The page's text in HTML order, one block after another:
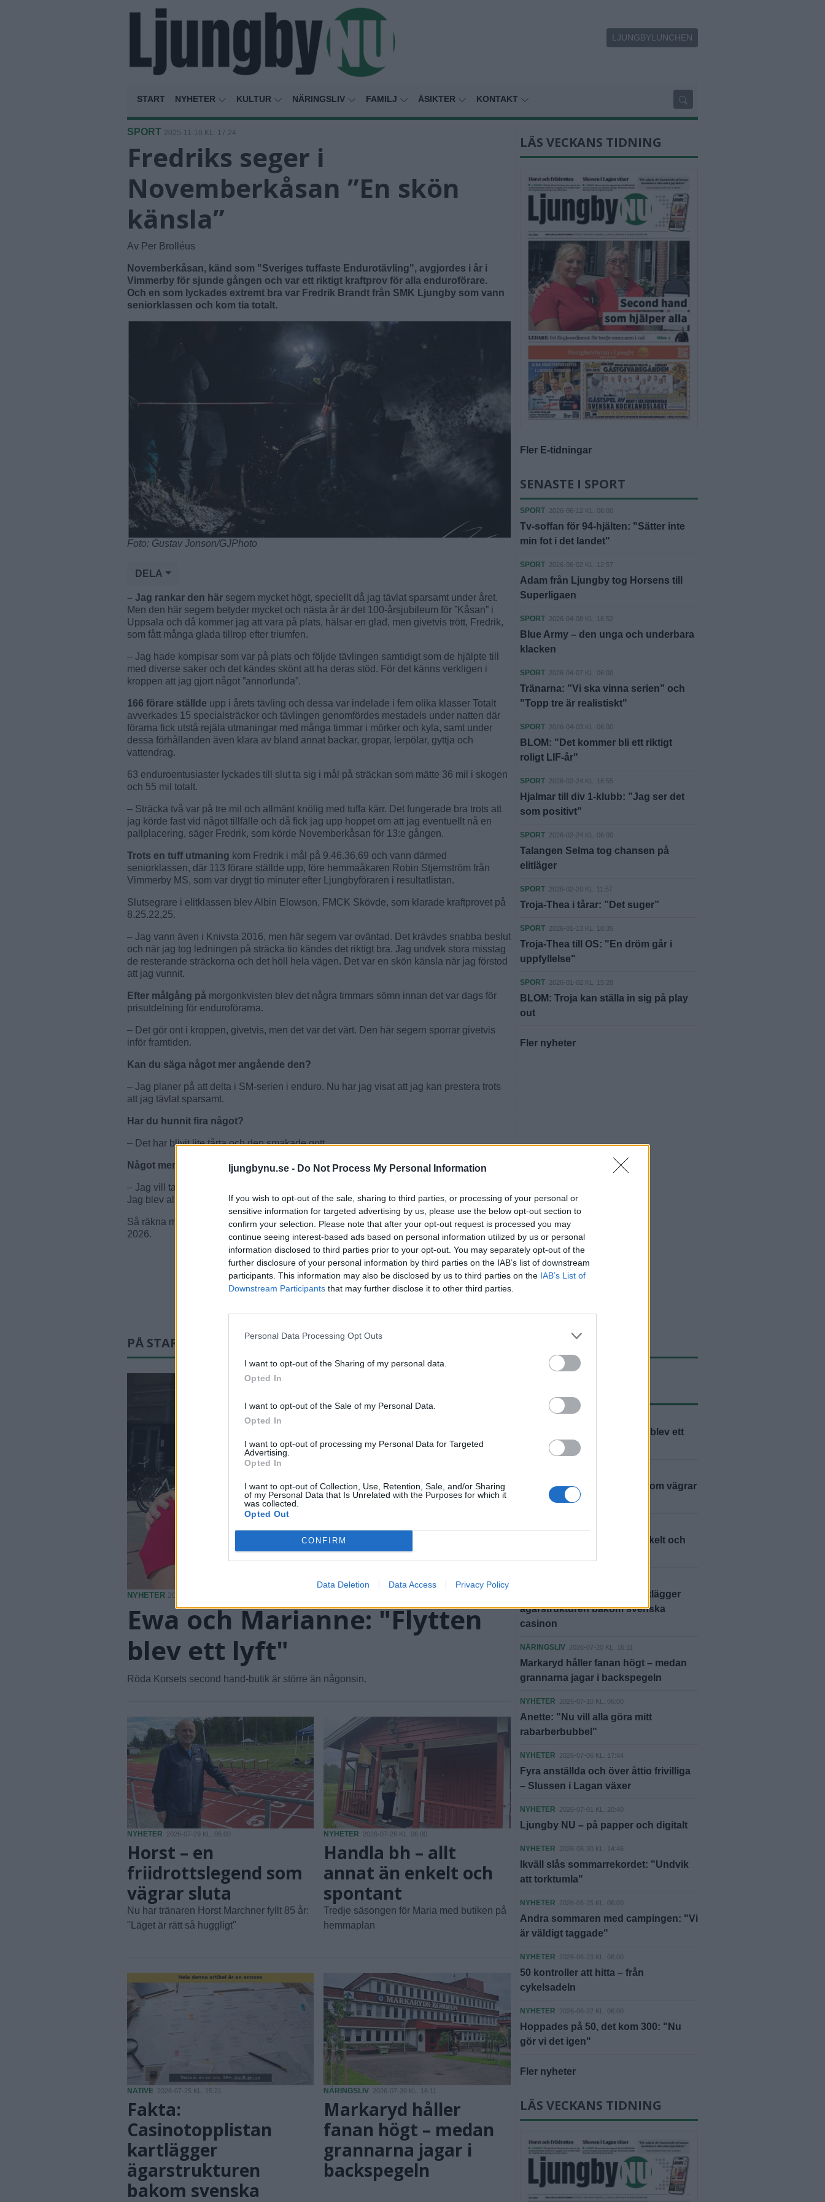
ljungbynu.se - Do Not Process My Personal Information
If you wish to opt-out of the sale, sharing to third parties, or processing of your personal or
sensitive information for targeted advertising by us, please use the below opt-out section to
confirm your selection. Please note that after your opt-out request is processed you may
continue seeing interest-based ads based on personal information utilized by us or personal
information disclosed to third parties prior to your opt-out. You may separately opt-out of the
further disclosure of your personal information by third parties on the IAB’s list of downstream
participants. This information may also be disclosed by us to third parties on the IAB’s List of
Downstream Participants that may further disclose it to other third parties.
Personal Data Processing Opt Outs
I want to opt-out of the Sharing of my personal data.
Opted In
I want to opt-out of the Sale of my Personal Data.
Opted In
I want to opt-out of processing my Personal Data for Targeted
Advertising.
Opted In
I want to opt-out of Collection, Use, Retention, Sale, and/or Sharing
of my Personal Data that Is Unrelated with the Purposes for which it
was collected.
Opted Out
CONFIRM
Data Deletion Data Access Privacy Policy
LJUNGBYLUNCHEN
START NYHETER KULTUR NÄRINGSLIV FAMILJ ÅSIKTER KONTAKT
SPORT 2025-11-10 KL. 17:24
Fredriks seger i
Novemberkåsan ”En skön
känsla”
Av Per Brolléus
Novemberkåsan, känd som "Sveriges tuffaste Endurotävling", avgjordes i år i
Vimmerby för sjunde gången och var ett riktigt kraftprov för alla enduroförare.
Och en som lyckades extremt bra var Fredrik Brandt från SMK Ljungby som vann
seniorklassen och kom tia totalt.
Foto: Gustav Jonson/GJPhoto
DELA
– Jag rankar den här segern mycket högt, speciellt då jag tävlat sparsamt under året.
Men den här segern betyder mycket och nästa år är det 100-årsjubileum för ”Kåsan” i
Uppsala och då kommer jag att vara på plats, hälsar en glad, men givetvis trött, Fredrik,
som fått många glada tillrop efter triumfen.
– Jag hade kompisar som var på plats och följde tävlingen samtidigt som de hjälpte till
med diverse saker och det kändes skönt att ha deras stöd. För det känns verkligen i
kroppen att jag gjort något ”annorlunda”.
166 förare ställde upp i årets tävling och dessa var indelade i fem olika klasser Totalt
avverkades 15 specialsträckor och tävlingen genomfördes mestadels under natten där
förarna fick utstå rejäla utmaningar med många timmar i mörker och kyla, samt under
dessa förhållanden även klara av bland annat backar, gropar, lerpölar, gyttja och
vattendrag.
63 enduroentusiaster lyckades till slut ta sig i mål på sträckan som mätte 36 mil i skogen
och 55 mil totalt.
– Sträcka två var på tre mil och allmänt knölig med tuffa kärr. Det fungerade bra trots att
jag körde fast vid något tillfälle och då fick jag upp hoppet om att jag eventuellt nå en
pallplacering, säger Fredrik, som körde Novemberkåsan för 13:e gången.
Trots en tuff utmaning kom Fredrik i mål på 9.46.36,69 och vann därmed
seniorklassen, där 113 förare ställde upp, före hemmaåkaren Robin Stjernström från
Vimmerby MS, som var drygt tio minuter efter Ljungbyföraren i resultatlistan.
Slutsegrare i elitklassen blev Albin Elowson, FMCK Skövde, som klarade kraftprovet på
8.25.22,25.
– Jag vann även i Knivsta 2016, men här segern var oväntad. Det krävdes snabba beslut
och när jag tog ledningen på sträcka tio kändes det riktigt bra. Jag undvek stora misstag
de resterande sträckorna och det höll hela vägen. Det var en skön känsla när jag förstod
att jag vunnit.
Efter målgång på morgonkvisten blev det några timmars sömn innan det var dags för
prisutdelning för enduroförarna.
– Det gör ont i kroppen, givetvis, men det var det värt. Den här segern sporrar givetvis
inför framtiden.
Kan du säga något mer angående den?
– Jag planer på att delta i SM-serien i enduro. Nu har jag visat att jag kan prestera trots
att jag tävlat sparsamt.
Har du hunnit fira något?
– Det har blivit lite tårta och den smakade gott.
Något mer att tillägga?
– Jag vill tacka alla som hört av sig på ett eller annat sätt och gratulerat mig efter segern.
Jag blev alldeles varm inombords.
Så räkna med att 39-årige Fredrik Brandt från Lagan är redo för nya framgångar under
2026.
LÄS VECKANS TIDNING
Fler E-tidningar
SENASTE I SPORT
SPORT 2026-06-12 KL. 06:00
Tv-soffan för 94-hjälten: "Sätter inte
min fot i det landet"
SPORT 2026-06-02 KL. 12:57
Adam från Ljungby tog Horsens till
Superligaen
SPORT 2026-04-08 KL. 16:52
Blue Army – den unga och underbara
klacken
SPORT 2026-04-07 KL. 06:00
Tränarna: ”Vi ska vinna serien” och
"Topp tre är realistiskt"
SPORT 2026-04-03 KL. 06:00
BLOM: "Det kommer bli ett riktigt
roligt LIF-år"
SPORT 2026-02-24 KL. 16:55
Hjalmar till div 1-klubb: ”Jag ser det
som positivt”
SPORT 2026-02-24 KL. 06:00
Talangen Selma tog chansen på
elitläger
SPORT 2026-02-20 KL. 11:57
Troja-Thea i tårar: ”Det suger”
SPORT 2026-01-13 KL. 10:35
Troja-Thea till OS: "En dröm går i
uppfyllelse"
SPORT 2026-01-02 KL. 15:28
BLOM: Troja kan ställa in sig på play
out
Fler nyheter
PÅ STARTSIDAN JUST NU
NYHETER 2026-07-30 KL. 06:00
Ewa och Marianne: "Flytten
blev ett lyft"
Röda Korsets second hand-butik är större än någonsin.
NYHETER 2026-07-29 KL. 06:00
Horst – en
friidrottslegend som
vägrar sluta
Nu har tränaren Horst Marchner fyllt 85 år:
"Läget är rätt så huggligt"
NYHETER 2026-07-26 KL. 06:00
Handla bh – allt
annat än enkelt och
spontant
Tredje säsongen för Maria med butiken på
hemmaplan
NATIVE 2026-07-25 KL. 15:21
Fakta:
Casinotopplistan
kartlägger
ägarstrukturen
bakom svenska
NÄRINGSLIV 2026-07-20 KL. 16:11
Markaryd håller
fanan högt – medan
grannarna jagar i
backspegeln
NYHETER
Ewa och Marianne: "Flytten blev ett
Horst – en friidrottslegend som vägrar
Handla bh – allt annat än enkelt och
Fakta: Casinotopplistan kartlägger
ägarstrukturen bakom svenska
casinon
NÄRINGSLIV 2026-07-20 KL. 16:11
Markaryd håller fanan högt – medan
grannarna jagar i backspegeln
NYHETER 2026-07-10 KL. 06:00
Anette: "Nu vill alla göra mitt
rabarberbubbel"
NYHETER 2026-07-06 KL. 17:44
Fyra anställda och över åttio frivilliga
– Slussen i Lagan växer
NYHETER 2026-07-01 KL. 20:40
Ljungby NU – på papper och digitalt
NYHETER 2026-06-30 KL. 14:46
Ikväll slås sommarrekordet: "Undvik
att torktumla"
NYHETER 2026-06-25 KL. 06:00
Andra sommaren med campingen: "Vi
är väldigt taggade"
NYHETER 2026-06-23 KL. 06:00
50 kontroller att hitta – från
cykelsadeln
NYHETER 2026-06-22 KL. 06:00
Hoppades på 50, det kom 300: "Nu
gör vi det igen"
Fler nyheter
LÄS VECKANS TIDNING